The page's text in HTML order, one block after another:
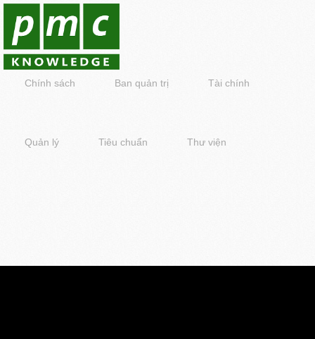
Chính sách Ban quản trị Tài chính
Quản lý Tiêu chuẩn Thư viện